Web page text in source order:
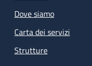
Dove siamo
Carta dei servizi
Strutture